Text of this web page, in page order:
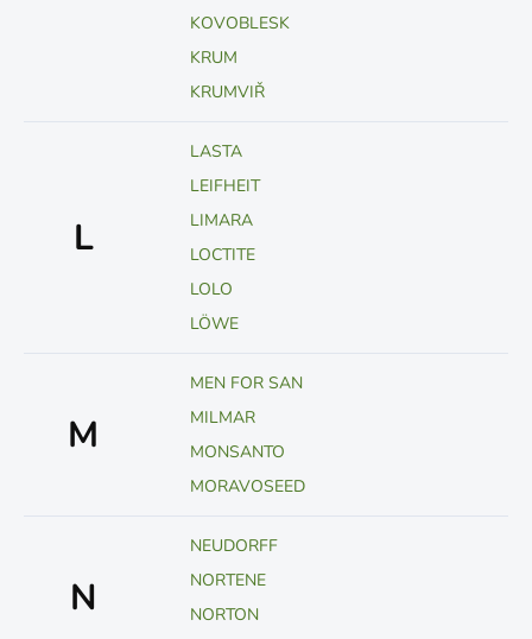
KOVOBLESK
KRUM
KRUMVIŘ
L
LASTA
LEIFHEIT
LIMARA
LOCTITE
LOLO
LÖWE
M
MEN FOR SAN
MILMAR
MONSANTO
MORAVOSEED
N
NEUDORFF
NORTENE
NORTON